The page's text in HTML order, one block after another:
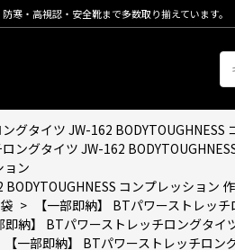
・高視認・安全靴まで多数取り揃えています。
グタイツ JW-162
ングタイツ JW-162
ョン
コンプレッション
>
【一部即納】 BTパワーストレッ
即納】 BTパワーストレッチロングタ
【一部即納】 BTパワーストレッチロ